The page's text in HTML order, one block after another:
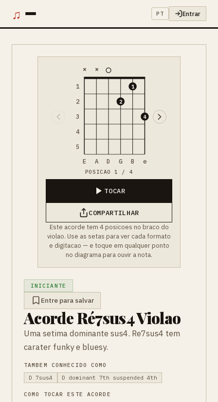
♫ PT Entrar
1
2
3
4
5
× ×
2
1
4
E A D G B e
POSICAO 1 / 4
TOCAR
COMPARTILHAR
Este acorde tem 4 posicoes no braco do
violao. Use as setas para ver cada formato
e digitacao — e toque em qualquer ponto
no diagrama para ouvir a nota.
INICIANTE
Entre para salvar
Acorde Ré7sus4 Violao
Uma setima dominante sus4. Re7sus4 tem
carater funky e bluesy.
TAMBEM CONHECIDO COMO
D 7sus4
D dominant 7th suspended 4th
COMO TOCAR ESTE ACORDE